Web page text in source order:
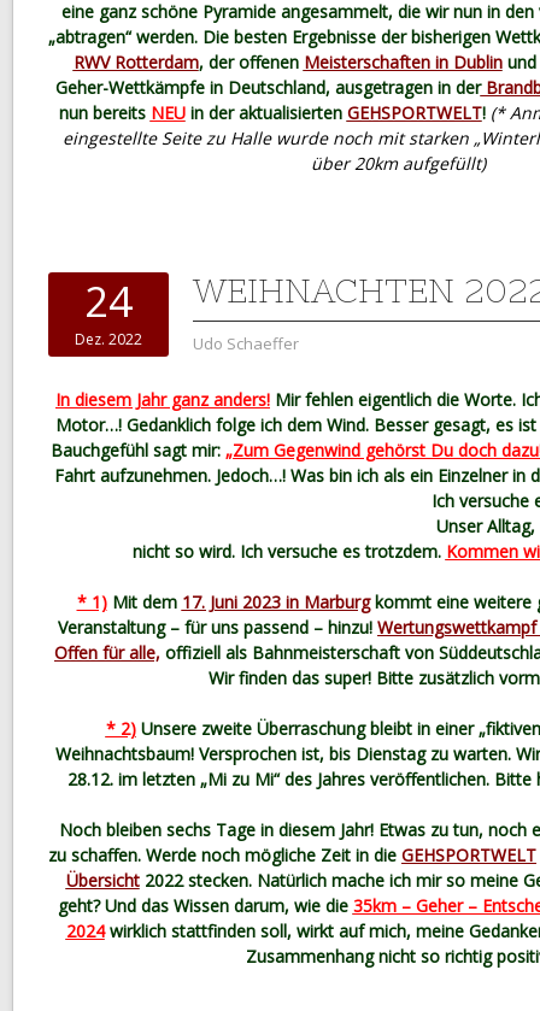
eine ganz schöne Pyramide angesammelt, die wir nun in
„abtragen“ werden. Die besten Ergebnisse der bisherigen
RWV Rotterdam, der offenen Meisterschaften in Dublinund
Geher-Wettkämpfe in Deutschland, ausgetragen in der
nun bereits NEUin der aktualisierten GEHSPORTWELT! (*
eingestellte Seite zu Halle wurde noch mit starken
über 20km aufgefüllt)
24
Dez. 2022
WEIHNACHTEN
Udo Schaeffer
In diesem Jahr ganz anders! Mir fehlen eigentlich die Worte.
Motor…! Gedanklich folge ich dem Wind. Besser gesagt, es
Bauchgefühl sagt mir: „Zum Gegenwind gehörst Du doch
Fahrt aufzunehmen. Jedoch…! Was bin ich als ein Einzelner in
Ich versuche
Unser
nicht so wird. Ich versuche es trotzdem. Kommen
* 1) Mit dem 17. Juni 2023 in Marburg kommt eine weitere
Veranstaltung – für uns passend – hinzu! Wertungswettkampf
Offen für alle, offiziell als Bahnmeisterschaft von
Wir finden das super! Bitte zusätzlich
* 2)Unsere zweite Überraschung bleibt in einer
Weihnachtsbaum! Versprochen ist, bis Dienstag zu warten.
28.12. im letzten „Mi zu Mi“ des Jahres veröffentlichen.
Noch bleiben sechs Tage in diesem Jahr! Etwas zu tun, noch
zu schaffen. Werde noch mögliche Zeit in die GEHSPORTWELT
Übersicht2022 stecken. Natürlich mache ich mir so meine
geht? Und das Wissen darum, wie die 35km – Geher –
2024wirklich stattfinden soll, wirkt auf mich, meine
Zusammenhang nicht so richtig